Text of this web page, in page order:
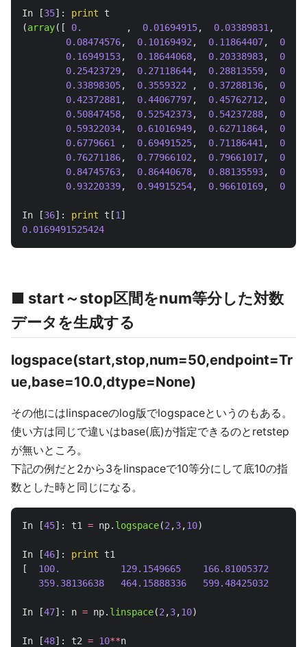
In [35]: print
t
(array([ 0. , 0.01694915, 0.03389831 ,
0.08474576, 0.10169492 , 0.11864407,
0.16949153, 0.18644068, 0.20338983,
0.25423729, 0.27118644, 0.28813559,
0.33898305, 0.3559322 , 0.37288136,
0.42372881 , 0.44067797, 0.45762712 ,
0.50847458, 0.52542373, 0.54237288,
0.59322034, 0.61016949, 0.62711864,
0.6779661
, 0.69491525, 0.71186441 ,
0.76271186, 0.77966102 , 0.79661017,
0.84745763, 0.86440678, 0.88135593,
0.93220339, 0.94915254, 0.96610169,
In [36]: print t [1 ]
0.0169491525424
■ start～stop区間をnum等分した対数
データを生成する
logspace(start,stop,num=50,endpoint=Tr
ue,base=10.0,dtype=None)
その他にはlinspaceのlog版でlogspaceというのもある。
使い方は同じで違いはbase(底)が指定できるのとretstep
が無いところ。
下記の例だと2から3をlinspaceで10等分にして底10の指
数とした時と同じになる。
In [45]: t1 = np. logspace(2 ,3,10)
In [46]: print
t1
[
100. 129.1549665 166.81005372
359.38136638
464.15888336 599.48425032
In [47]: n = np. linspace(2 ,3,10)
In [48]: t2 = 10**n